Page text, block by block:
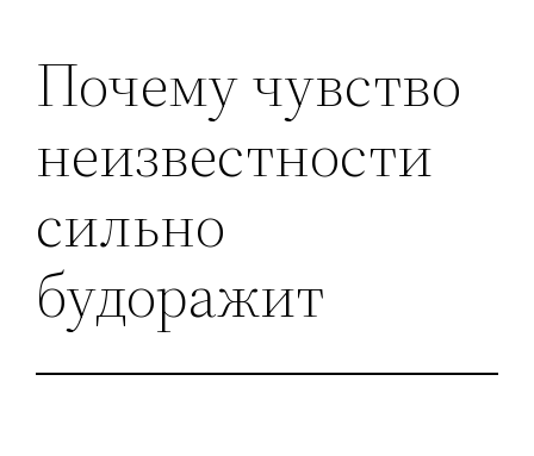
Почему чувство
неизвестности
сильно
будоражит